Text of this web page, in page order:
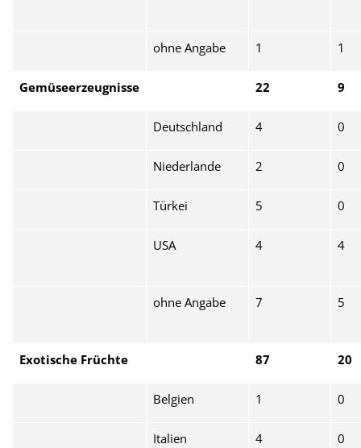
ohne Angabe 1 1
Gemüseerzeugnisse 22 9
Deutschland 4 0
Niederlande 2 0
Türkei 5 0
USA 4 4
ohne Angabe 7 5
Exotische Früchte 87 20
Belgien 1 0
Italien 4 0